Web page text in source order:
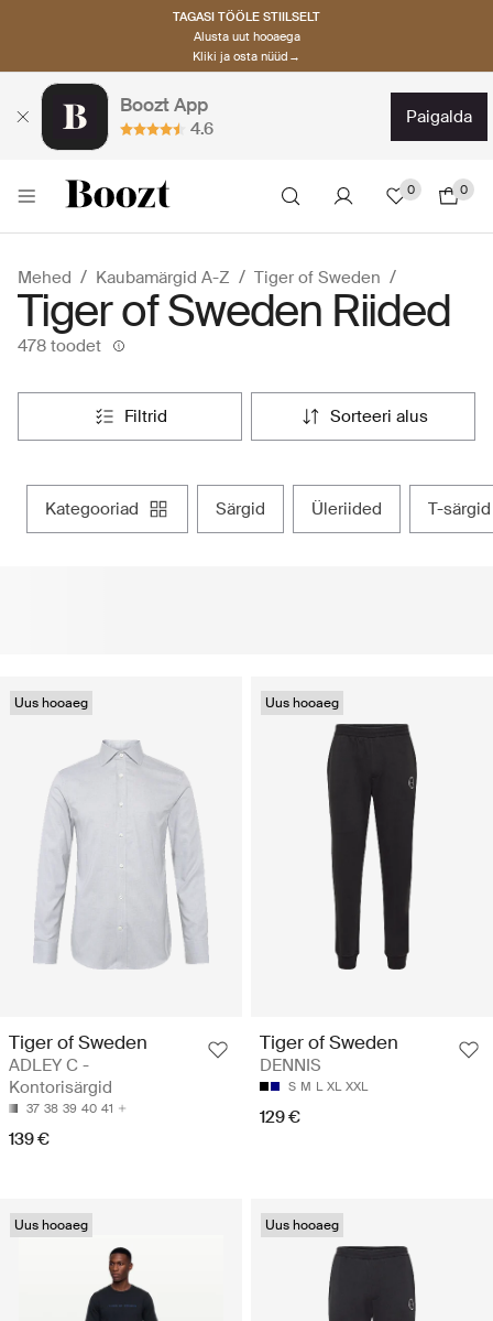
TAGASI TÖÖLE STIILSELT
Alusta uut hooaega
Kliki ja osta nüüd→
Boozt App
4.6
paigalda
0 0
Mehed Kaubamärgid A-Z Tiger of Sweden
Tiger of Sweden Riided
478 toodet
filtrid sorteeri alus
kategooriad särgid üleriided t-särgid
Uus hooaeg
Tiger of Sweden
ADLEY C -
Kontorisärgid
37 38 39 40 41
139 €
Uus hooaeg
Tiger of Sweden
DENNIS
S M L XL XXL
129 €
Uus hooaeg Uus hooaeg